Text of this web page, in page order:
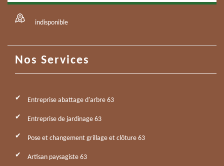
indisponible
Nos Services
Entreprise abattage d'arbre 63
Entreprise de jardinage 63
Pose et changement grillage et clôture 63
Artisan paysagiste 63